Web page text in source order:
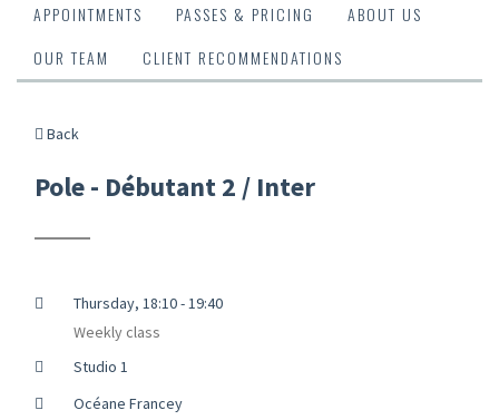
APPOINTMENTS
PASSES & PRICING
ABOUT US
OUR TEAM
CLIENT RECOMMENDATIONS
Back
Pole - Débutant 2 / Inter
Thursday, 18:10 - 19:40
Weekly class
Studio 1
Océane Francey